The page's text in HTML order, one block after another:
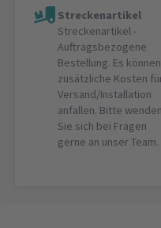
Streckenartikel
Streckenartikel -
Auftragsbezogene
Bestellung. Es können
zusätzliche Kosten
Versand/Installation
anfallen. Bitte wenden
Sie sich bei Fragen
gerne an unser Team.